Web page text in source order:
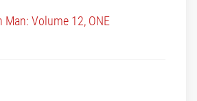
Man: Volume 12, ONE